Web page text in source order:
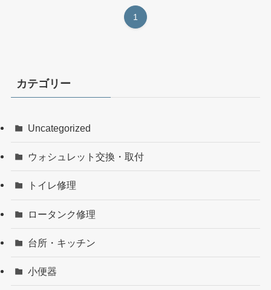
1
カテゴリー
Uncategorized
ウォシュレット交換・取付
トイレ修理
ロータンク修理
台所・キッチン
小便器